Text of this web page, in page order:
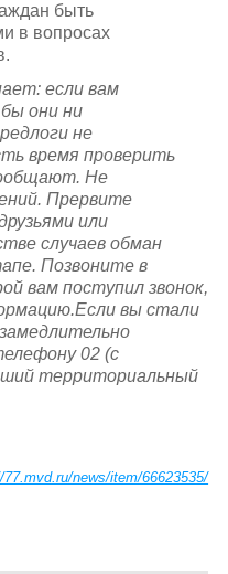
быть
в вопросах
если вам
они ни
не
время проверить
Не
Прервите
или
случаев обман
Позвоните в
вам поступил звонок,
Если вы стали
02 (с
территориальный
news/item/66623535/